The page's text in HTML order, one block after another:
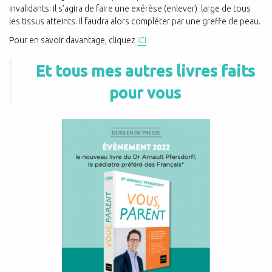
invalidants: il s’agira de faire une exérèse (enlever) large de tous
les tissus atteints. Il faudra alors compléter par une greffe de peau.
Pour en savoir davantage, cliquez ICI
Et tous mes autres livres faits
pour vous